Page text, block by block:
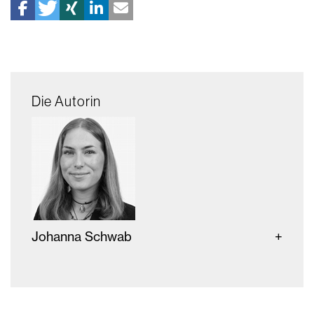
Die Autorin
Johanna Schwab